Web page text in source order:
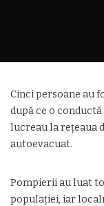
Cinci persoane au
după ce o
lucreau la rețeaua
autoevacuat.
Pompierii au luat
populației, iar